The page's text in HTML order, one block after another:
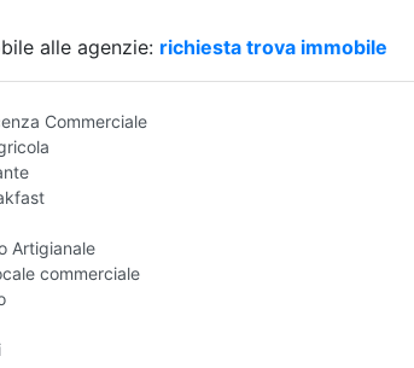
Commerciale
Artigianale
commerciale
alle agenzie: richiesta trova immobile